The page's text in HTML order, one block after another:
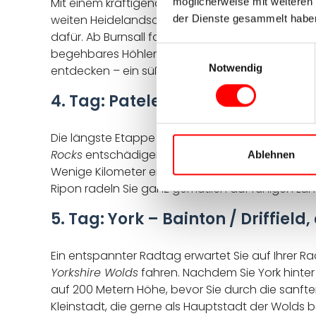
der Dienste gesammelt
Einwilligungsauswahl
Notwendig
Ablehnen
weiten Heidelandschaften und faszinierenden
dafür. Ab Burnsall folgen Sie kurz dem Fluss
begehbares Höhlensystem, kurz vor dem
entdecken – ein süßer Abschluss eines
4. Tag: Pateley Bridge – York, ca.
Die längste Etappe Ihrer Radtour in Yorkshire
Rocksentschädigen Sie mit ihren vielfältigen
Wenige Kilometer entfernt liegtFountains Abbey
Ripon radeln Sie ganz gemütlich auf ruhigen
5. Tag: York – Bainton / Driffield,
Ein entspannter Radtag erwartet Sie auf Ihrer
Yorkshire Woldsfahren. Nachdem Sie York
auf 200 Metern Höhe, bevor Sie durch die
Kleinstadt, die gerne als Hauptstadt der Wolds